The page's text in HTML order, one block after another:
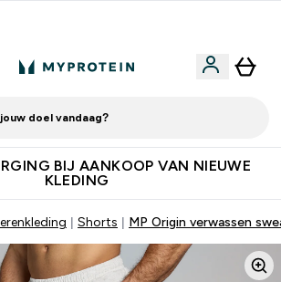
doel vandaag?
BIJ AANKOOP VAN NIEUWE
KLEDING
Shorts MP Origin verwassen